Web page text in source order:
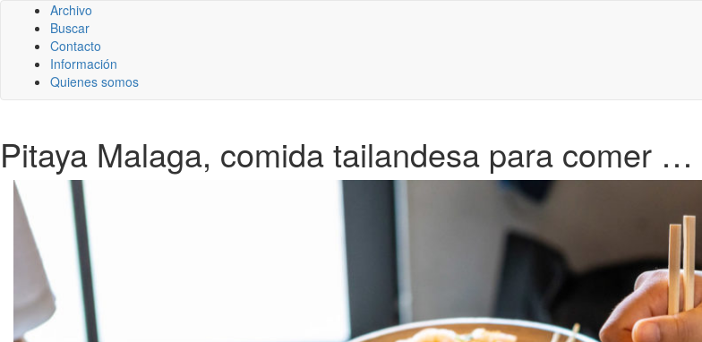
Archivo
Buscar
Contacto
Información
Quienes somos
Pitaya Malaga, comida tailandesa para comer